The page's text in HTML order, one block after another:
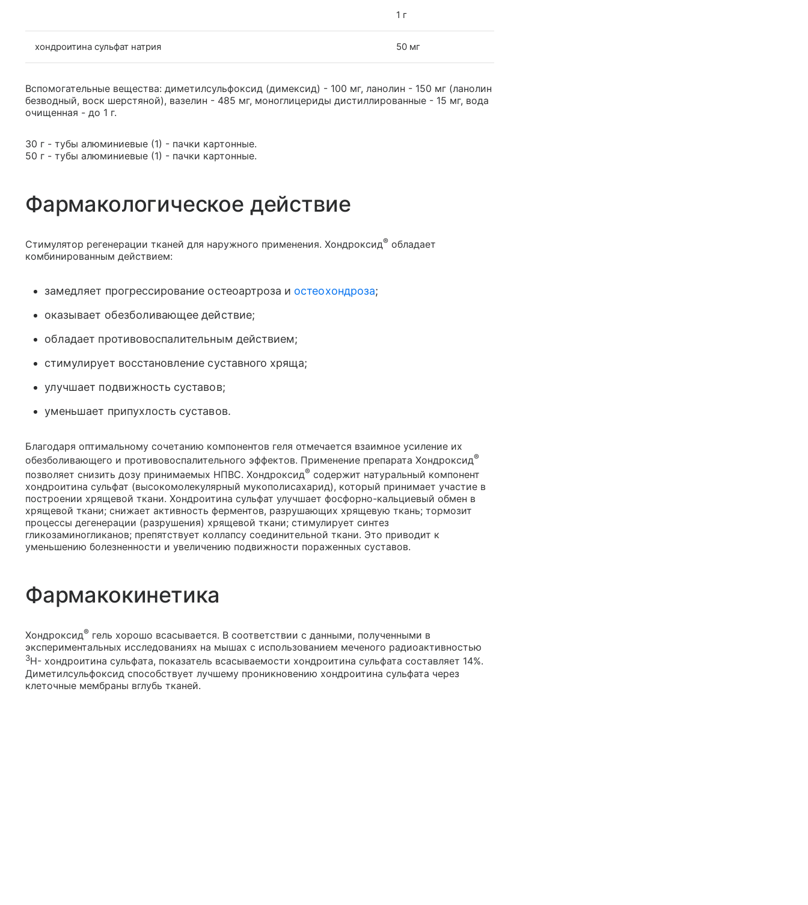
1 г
хондроитина сульфат натрия 50 мг
Вспомогательные вещества: диметилсульфоксид (димексид) - 100 мг, ланолин - 150 мг (ланолин
безводный, воск шерстяной), вазелин - 485 мг, моноглицериды дистиллированные - 15 мг, вода
очищенная - до 1 г.
30 г - тубы алюминиевые (1) - пачки картонные.
50 г - тубы алюминиевые (1) - пачки картонные.
Фармакологическое действие
Стимулятор регенерации тканей для наружного применения. Хондроксид® обладает
комбинированным действием:
замедляет прогрессирование остеоартроза и остеохондроза;
оказывает обезболивающее действие;
обладает противовоспалительным действием;
стимулирует восстановление суставного хряща;
улучшает подвижность суставов;
уменьшает припухлость суставов.
Благодаря оптимальному сочетанию компонентов геля отмечается взаимное усиление их
обезболивающего и противовоспалительного эффектов. Применение препарата Хондроксид®
позволяет снизить дозу принимаемых НПВС. Хондроксид® содержит натуральный компонент
хондроитина сульфат (высокомолекулярный мукополисахарид), который принимает участие в
построении хрящевой ткани. Хондроитина сульфат улучшает фосфорно-кальциевый обмен в
хрящевой ткани; снижает активность ферментов, разрушающих хрящевую ткань; тормозит
процессы дегенерации (разрушения) хрящевой ткани; стимулирует синтез
гликозаминогликанов; препятствует коллапсу соединительной ткани. Это приводит к
уменьшению болезненности и увеличению подвижности пораженных суставов.
Фармакокинетика
Хондроксид® гель хорошо всасывается. В соответствии с данными, полученными в
экспериментальных исследованиях на мышах с использованием меченого радиоактивностью
3Н- хондроитина сульфата, показатель всасываемости хондроитина сульфата составляет 14%.
Диметилсульфоксид способствует лучшему проникновению хондроитина сульфата через
клеточные мембраны вглубь тканей.